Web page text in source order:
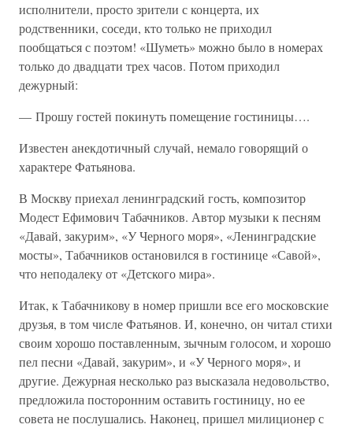
исполнители, просто зрители с концерта, их
родственники, соседи, кто только не приходил
пообщаться с поэтом! «Шуметь» можно было в номерах
только до двадцати трех часов. Потом приходил
дежурный:
— Прошу гостей покинуть помещение гостиницы….
Известен анекдотичный случай, немало говорящий о
характере Фатьянова.
В Москву приехал ленинградский гость, композитор
Модест Ефимович Табачников. Автор музыки к песням
«Давай, закурим», «У Черного моря», «Ленинградские
мосты», Табачников остановился в гостинице «Савой»,
что неподалеку от «Детского мира».
Итак, к Табачникову в номер пришли все его московские
друзья, в том числе Фатьянов. И, конечно, он читал стихи
своим хорошо поставленным, зычным голосом, и хорошо
пел песни «Давай, закурим», и «У Черного моря», и
другие. Дежурная несколько раз высказала недовольство,
предложила посторонним оставить гостиницу, но ее
совета не послушались. Наконец, пришел милиционер с